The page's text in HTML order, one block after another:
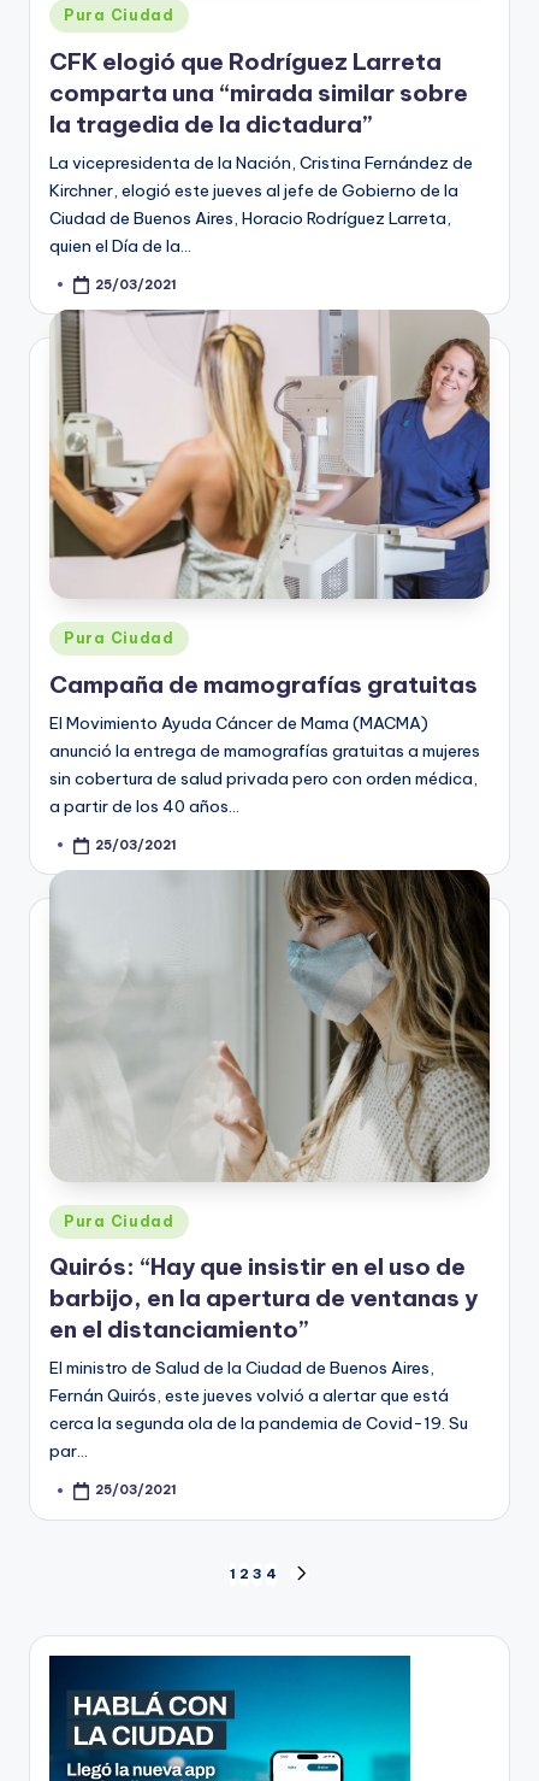
Posted
in
Pura Ciudad
CFK elogió que Rodríguez Larreta
comparta una “mirada similar sobre
la tragedia de la dictadura”
La vicepresidenta de la Nación, Cristina Fernández de
Kirchner, elogió este jueves al jefe de Gobierno de la
Ciudad de Buenos Aires, Horacio Rodríguez Larreta,
quien el Día de la…
Posted25/03/2021
Posted
Pura Ciudad
Campaña de mamografías gratuitas
El Movimiento Ayuda Cáncer de Mama (MACMA)
anunció la entrega de mamografías gratuitas a mujeres
sin cobertura de salud privada pero con orden médica,
a partir de los 40 años…
Posted25/03/2021
Posted
in
Pura Ciudad
Quirós: “Hay que insistir en el uso de
barbijo, en la apertura de ventanas y
en el distanciamiento”
El ministro de Salud de la Ciudad de Buenos Aires,
Fernán Quirós, este jueves volvió a alertar que está
cerca la segunda ola de la pandemia de Covid-19. Su
par…
Posted25/03/2021
de
1 2 3 4